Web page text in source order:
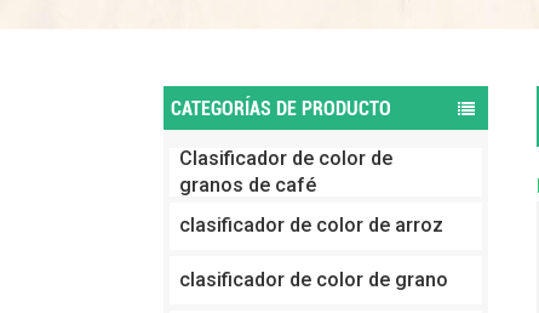
CATEGORÍAS DE PRODUCTO
Clasificador de color de
granos de café
clasificador de color de arroz
clasificador de color de grano